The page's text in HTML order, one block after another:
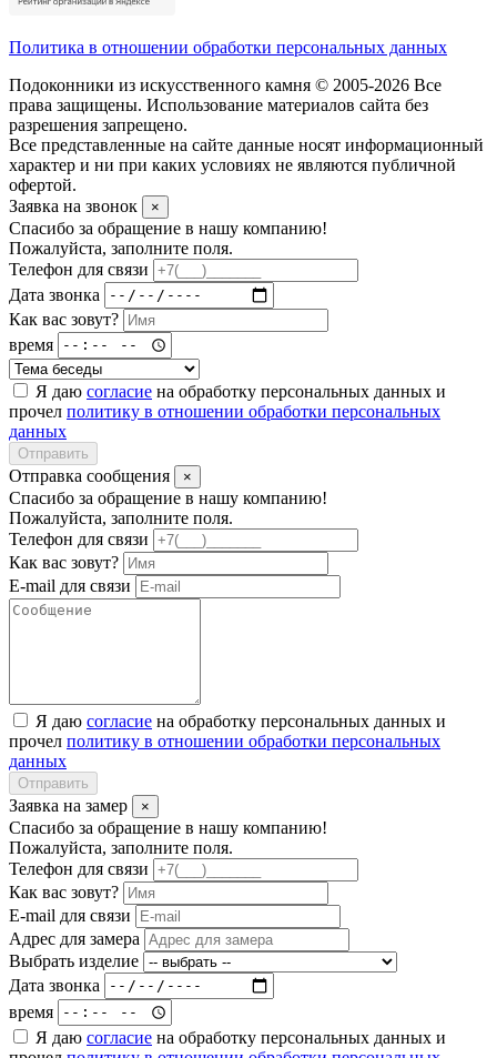
Политика в отношении обработки персональных данных
Подоконники из искусственного камня © 2005-2026 Все
права защищены. Использование материалов сайта без
разрешения запрещено.
Все представленные на сайте данные носят информационный
характер и ни при каких условиях не являются публичной
офертой.
Заявка на звонок
×
Спасибо за обращение в нашу компанию!
Пожалуйста, заполните поля.
Телефон для связи
Дата звонка
Как вас зовут?
время
Я даю согласие на обработку персональных данных и
прочел политику в отношении обработки персональных
данных
Отправить
Отправка сообщения ×
Спасибо за обращение в нашу компанию!
Пожалуйста, заполните поля.
Телефон для связи
Как вас зовут?
E-mail для связи
Я даю согласие на обработку персональных данных и
прочел политику в отношении обработки персональных
данных
Отправить
Заявка на замер ×
Спасибо за обращение в нашу компанию!
Пожалуйста, заполните поля.
Телефон для связи
Как вас зовут?
E-mail для связи
Адрес для замера
Выбрать изделие
Дата звонка
время
Я даю согласие на обработку персональных данных и